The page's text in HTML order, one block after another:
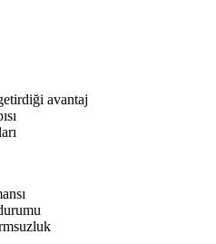
avantaj